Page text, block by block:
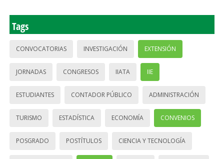
Tags
CONVOCATORIAS INVESTIGACIÓN EXTENSIÓN
JORNADAS CONGRESOS IIATA IIE
ESTUDIANTES CONTADOR PÚBLICO ADMINISTRACIÓN
TURISMO ESTADÍSTICA ECONOMÍA CONVENIOS
POSGRADO POSTÍTULOS CIENCIA Y TECNOLOGÍA